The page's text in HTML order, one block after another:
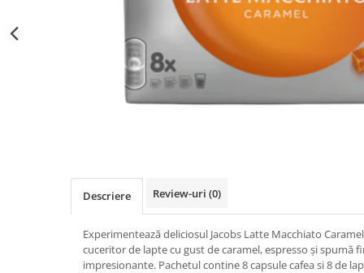
Descriere Review-uri (0)
Experimentează deliciosul Jacobs Latte Macchiato
cuceritor de lapte cu gust de caramel, espresso și spumă
impresionante. Pachetul contine 8 capsule cafea si 8 de